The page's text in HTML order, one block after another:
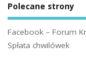
Polecane strony
Facebook – Forum
Spłata chwilówek